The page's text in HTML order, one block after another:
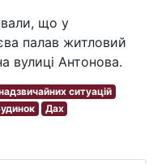
що у
палав житловий
вулиці Антонова.
ситуацій
Дах